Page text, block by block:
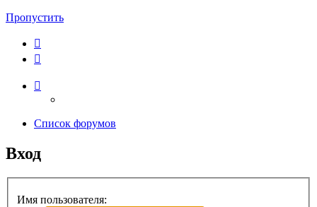
Пропустить
Список форумов
Вход
Имя пользователя: